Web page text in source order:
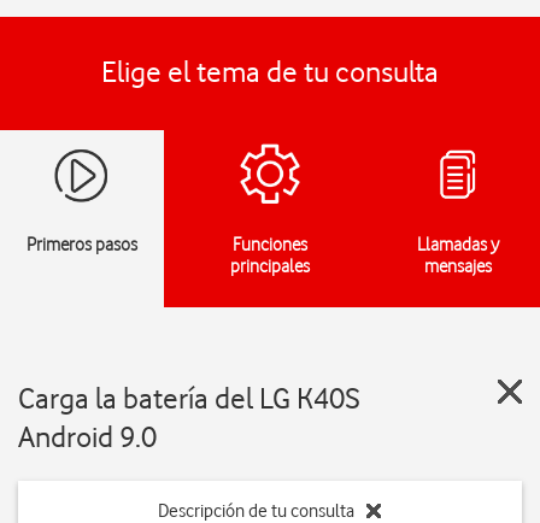
Elige el tema de tu consulta
Primeros pasos
Funciones
principales
Llamadas y
mensajes
Carga la batería del LG K40S
Android 9.0
Descripción de tu consulta